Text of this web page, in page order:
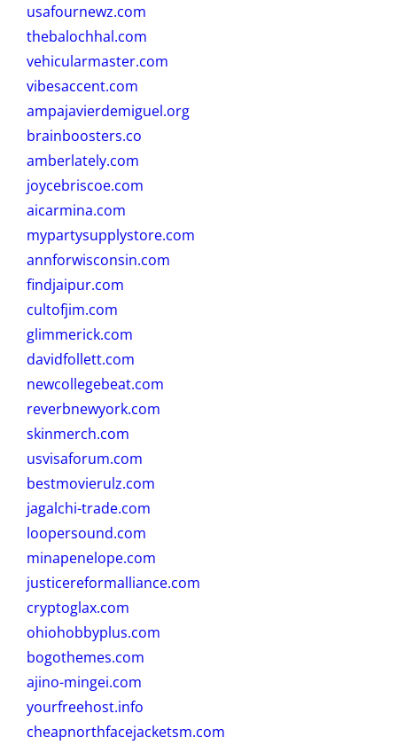
usafournewz.com
thebalochhal.com
vehicularmaster.com
vibesaccent.com
ampajavierdemiguel.org
brainboosters.co
amberlately.com
joycebriscoe.com
aicarmina.com
mypartysupplystore.com
annforwisconsin.com
findjaipur.com
cultofjim.com
glimmerick.com
davidfollett.com
newcollegebeat.com
reverbnewyork.com
skinmerch.com
usvisaforum.com
bestmovierulz.com
jagalchi-trade.com
loopersound.com
minapenelope.com
justicereformalliance.com
cryptoglax.com
ohiohobbyplus.com
bogothemes.com
ajino-mingei.com
yourfreehost.info
cheapnorthfacejacketsm.com